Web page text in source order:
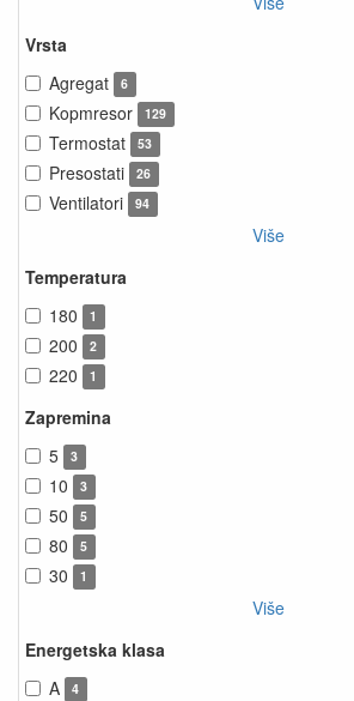
Vrsta
Agregat
6
Kopmresor 129
Termostat 53
Presostati 26
Ventilatori 94
Više
Temperatura
180
1
200 2
220 1
Zapremina
5
3
10 3
50 5
80 5
30 1
Više
Energetska klasa
A
4